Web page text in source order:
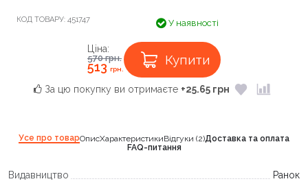
КОД ТОВАРУ: 451747 У наявності
Ціна:
570грн.
513грн.
Купити
За цю покупку ви отримаєте +25.65 грн
Усе про товарОписХарактеристикиВідгуки (2)Доставка та оплата
FAQ-питання
Видавництво
Ранок